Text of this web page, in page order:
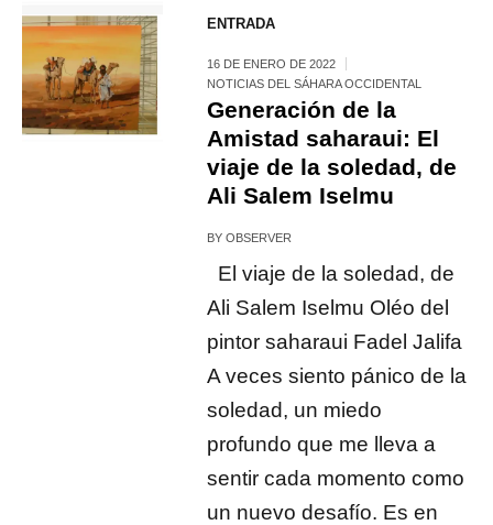
ENTRADA
16 DE ENERO DE 2022
NOTICIAS DEL SÁHARA OCCIDENTAL
Generación de la
Amistad saharaui: El
viaje de la soledad, de
Ali Salem Iselmu
BYOBSERVER
El viaje de la soledad, de
Ali Salem Iselmu Oléo del
pintor saharaui Fadel Jalifa
A veces siento pánico de la
soledad, un miedo
profundo que me lleva a
sentir cada momento como
un nuevo desafío. Es en